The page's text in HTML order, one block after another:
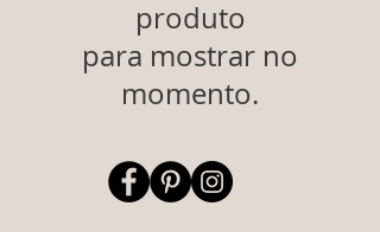
produto
para mostrar no
momento.